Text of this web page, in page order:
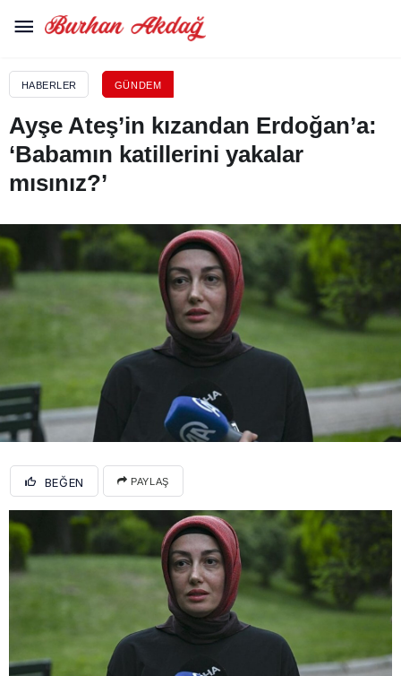
HABERLER GÜNDEM
Ayşe Ateş’in kızandan Erdoğan’a:
‘Babamın katillerini yakalar
mısınız?’
BEĞEN PAYLAŞ